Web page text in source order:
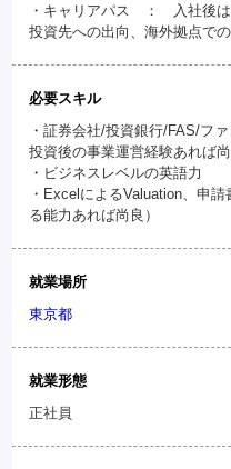
・キャリアパス ： 入社後は
投資先への出向、海外拠点で
必要スキル
・証券会社/投資銀行/FAS/フ
投資後の事業運営経験あれば尚
・ビジネスレベルの英語力
・ExcelによるValuation、申
る能力あれば尚良）
就業場所
東京都
就業形態
正社員